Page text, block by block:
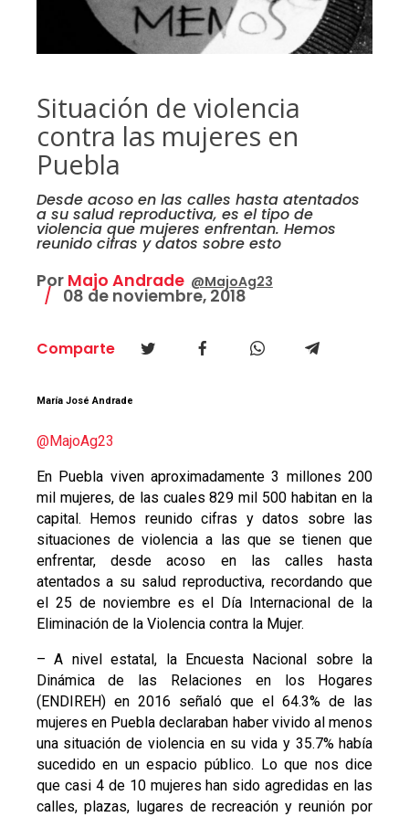
Situación de violencia
contra las mujeres en
Puebla
Desde acoso en las calles hasta atentados
a su salud reproductiva, es el tipo de
violencia que mujeres enfrentan. Hemos
reunido cifras y datos sobre esto
Por Majo Andrade @MajoAg23
08 de noviembre, 2018
Comparte
María José Andrade
@MajoAg23
En Puebla viven aproximadamente 3 millones 200
mil mujeres, de las cuales 829 mil 500 habitan en la
capital. Hemos reunido cifras y datos sobre las
situaciones de violencia a las que se tienen que
enfrentar, desde acoso en las calles hasta
atentados a su salud reproductiva, recordando que
el 25 de noviembre es el Día Internacional de la
Eliminación de la Violencia contra la Mujer.
– A nivel estatal, la Encuesta Nacional sobre la
Dinámica de las Relaciones en los Hogares
(ENDIREH) en 2016 señaló que el 64.3% de las
mujeres en Puebla declaraban haber vivido al menos
una situación de violencia en su vida y 35.7% había
sucedido en un espacio público. Lo que nos dice
que casi 4 de 10 mujeres han sido agredidas en las
calles, plazas, lugares de recreación y reunión por